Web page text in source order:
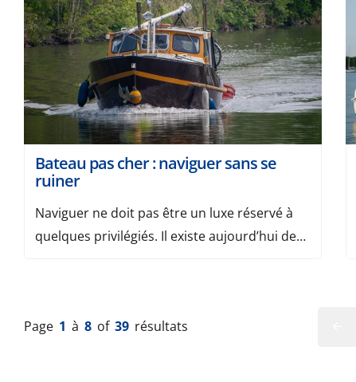
marin confirmé, un semi-rigide est un
excellent choix pour explorer les côtes,
pêcher ou pratiquer des sports […]
Bateau pas cher : naviguer sans se
ruiner
Naviguer ne doit pas être un luxe réservé à
quelques privilégiés. Il existe aujourd’hui de
confirmé, découvrez comment choisir un
Page 1 à 8 of 39 résultats